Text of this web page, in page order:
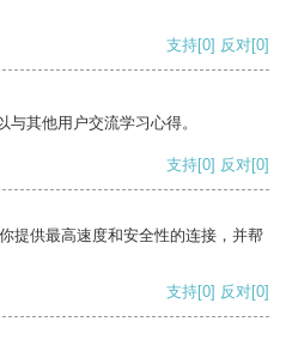
支持[0] 反对[0]
其他用户交流学习心得。
支持[0] 反对[0]
提供最高速度和安全性的连接，并帮
支持[0] 反对[0]